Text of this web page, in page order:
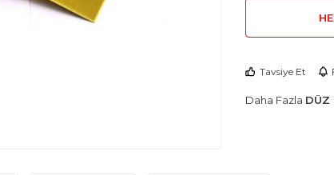
Tavsiye Et
Daha Fazla DÜZ